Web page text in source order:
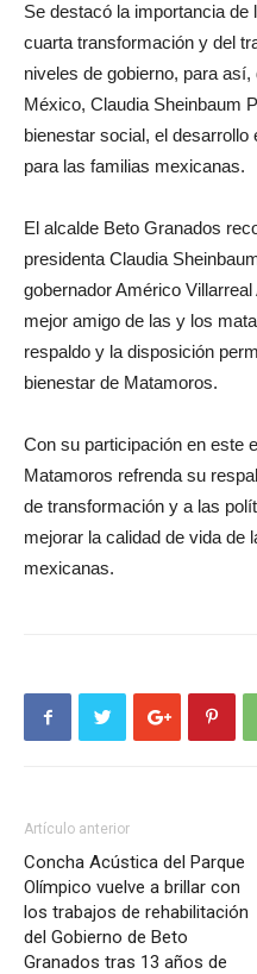
Se destacó la importancia de
cuarta transformación y del
niveles de gobierno, para
México, Claudia Sheinbaum
bienestar social, el
para las familias mexicanas.
El alcalde Beto Granados
presidenta Claudia
gobernador Américo
mejor amigo de las y los
respaldo y la disposición
bienestar de Matamoros.
Con su participación en este
Matamoros refrenda su
de transformación y a las
mejorar la calidad de vida de
mexicanas.
Artículo anterior
Concha Acústica del Parque
Olímpico vuelve a brillar con
los trabajos de rehabilitación
del Gobierno de Beto
Granados tras 13 años de